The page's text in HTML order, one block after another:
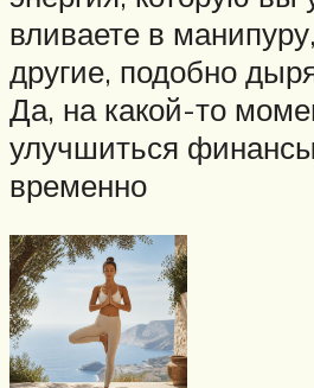
вливаете в
другие, подобно
Да, на какой-то
улучшиться
временно